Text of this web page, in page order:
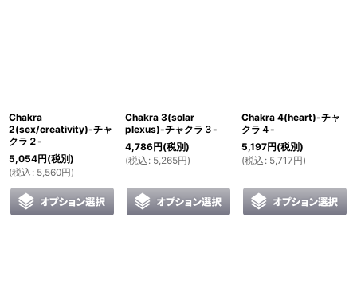
Chakra
2(sex/creativity)-チャ
クラ２-
5,054円(税別)
(税込 : 5,560円)
Chakra 3(solar
plexus)-チャクラ３-
4,786円(税別)
(税込 : 5,265円)
Chakra 4(heart)-チャ
クラ４-
5,197円(税別)
(税込 : 5,717円)